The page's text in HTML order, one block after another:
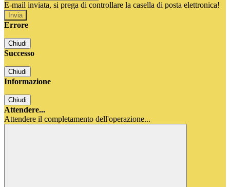
E-mail inviata, si prega di controllare la casella di posta elettronica!
Errore
Chiudi
Successo
Chiudi
Informazione
Chiudi
Attendere...
Attendere il completamento dell'operazione...